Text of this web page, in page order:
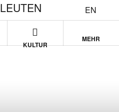
EN
KULTUR
MEHR